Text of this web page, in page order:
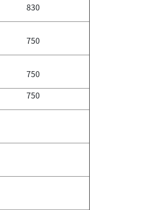
830
750
750
750